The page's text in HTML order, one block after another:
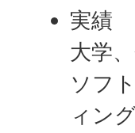
実績
大学
ソフ
ィン